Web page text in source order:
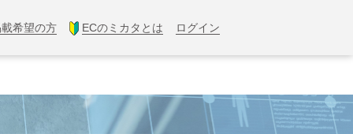
希望の方 ECのミカタとは ログイン